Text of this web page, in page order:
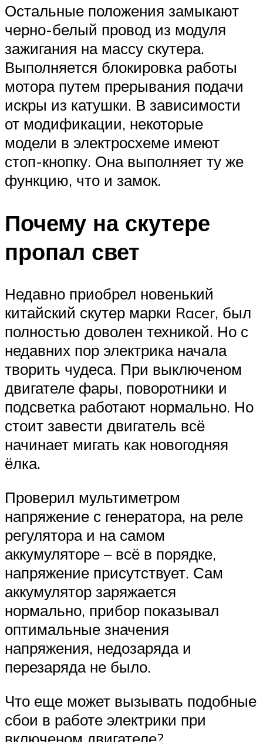
Остальные положения замыкают
черно-белый провод из модуля
зажигания на массу скутера.
Выполняется блокировка работы
мотора путем прерывания подачи
искры из катушки. В зависимости
от модификации, некоторые
модели в электросхеме имеют
стоп-кнопку. Она выполняет ту же
функцию, что и замок.
Почему на скутере
пропал свет
Недавно приобрел новенький
китайский скутер марки Racer, был
полностью доволен техникой. Но с
недавних пор электрика начала
творить чудеса. При выключеном
двигателе фары, поворотники и
подсветка работают нормально. Но
стоит завести двигатель всё
начинает мигать как новогодняя
ёлка.
Проверил мультиметром
напряжение с генератора, на реле
регулятора и на самом
аккумуляторе – всё в порядке,
напряжение присутствует. Сам
аккумулятор заряжается
нормально, прибор показывал
оптимальные значения
напряжения, недозаряда и
перезаряда не было.
Что еще может вызывать подобные
сбои в работе электрики при
включеном двигателе?